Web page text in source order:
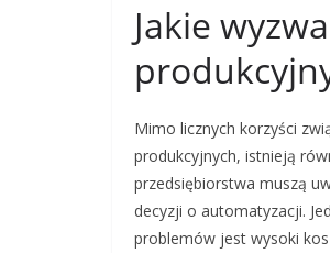
Jakie
Mimo licznych korzyści
produkcyjnych, istnieją
przedsiębiorstwa muszą
decyzji o automatyzacji.
problemów jest wysoki